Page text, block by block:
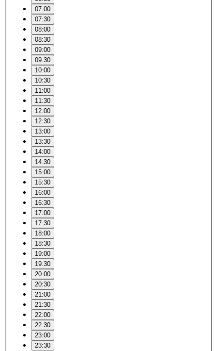
07:00
07:30
08:00
08:30
09:00
09:30
10:00
10:30
11:00
11:30
12:00
12:30
13:00
13:30
14:00
14:30
15:00
15:30
16:00
16:30
17:00
17:30
18:00
18:30
19:00
19:30
20:00
20:30
21:00
21:30
22:00
22:30
23:00
23:30